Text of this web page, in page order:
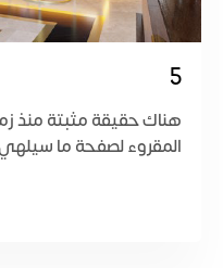
5
هناك حقيقة مثبتة
المقروء لصفحة ما